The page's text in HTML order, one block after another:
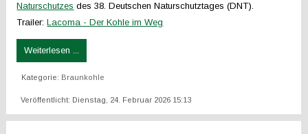
Naturschutzes des 38. Deutschen Naturschutztages (DNT).
Trailer:Lacoma - Der Kohle im Weg
Weiterlesen ...
Kategorie: Braunkohle
Veröffentlicht: Dienstag, 24. Februar 2026 15:13